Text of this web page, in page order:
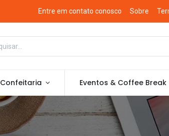
Entre em contato conosco Sobre
Confeitaria Eventos & Coffee Break